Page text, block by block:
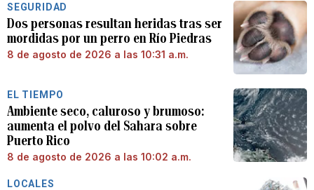
SEGURIDAD
Dos personas resultan heridas tras ser
mordidas por un perro en Río Piedras
8 de agosto de 2026 a las 10:31 a.m.
EL TIEMPO
Ambiente seco, caluroso y brumoso:
aumenta el polvo del Sahara sobre
Puerto Rico
8 de agosto de 2026 a las 10:02 a.m.
LOCALES